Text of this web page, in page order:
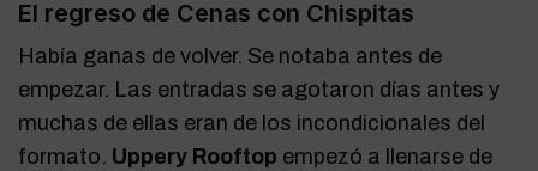
El regreso de Cenas con Chispitas
Había ganas de volver. Se notaba antes de
empezar. Las entradas se agotaron días antes y
muchas de ellas eran de los incondicionales del
formato. Uppery Rooftop empezó a llenarse de